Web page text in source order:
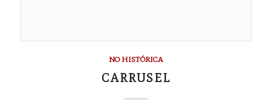
NO HISTÓRICA
CARRUSEL